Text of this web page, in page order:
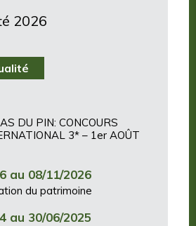
2026
DU PIN: CONCOURS
3* – 1er AOÛT
au 08/11/2026
du patrimoine
au 30/06/2025